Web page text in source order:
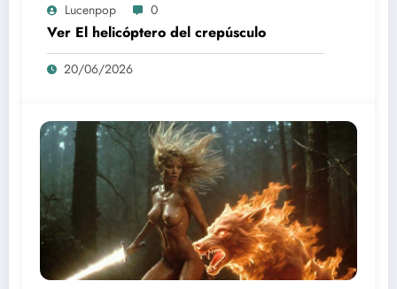
Lucenpop 0
Ver El helicóptero del crepúsculo
20/06/2026